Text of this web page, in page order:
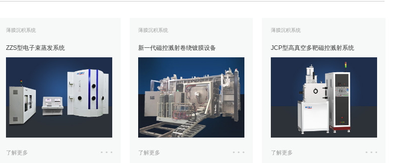
薄膜沉积系统
ZZS型电子束蒸发系统
了解更多
薄膜沉积系统
新一代磁控溅射卷绕镀膜设备
了解更多
薄膜沉积系统
JCP型高真空多靶磁控溅射系统
了解更多